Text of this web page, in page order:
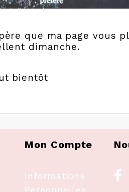
que ma page vous
dimanche.
bientôt
Mon Compte
Informations
